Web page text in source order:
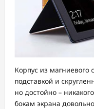
Корпус из магниевого
подставкой и
но достойно –
бокам экрана